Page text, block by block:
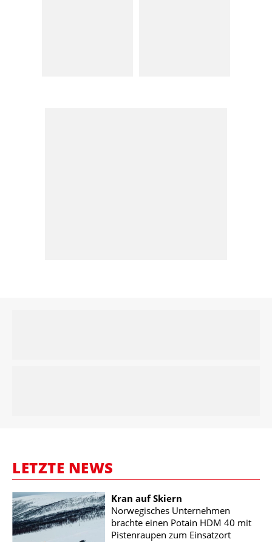
LETZTE NEWS
Kran auf Skiern
Norwegisches Unternehmen
brachte einen Potain HDM 40 mit
Pistenraupen zum Einsatzort